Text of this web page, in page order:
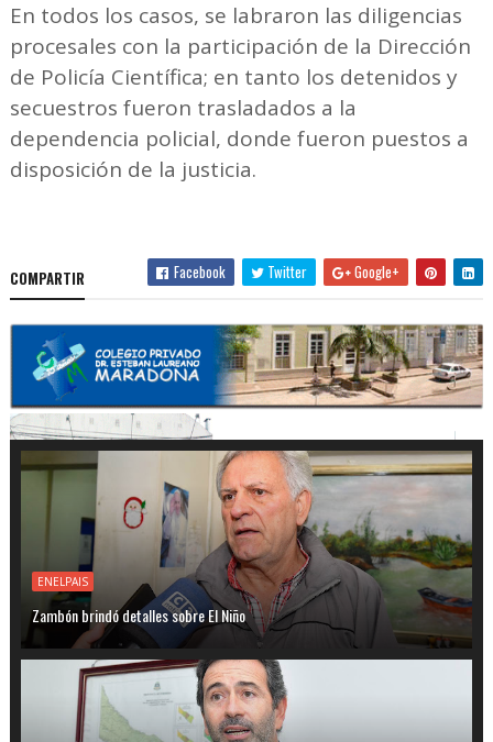
En todos los casos, se labraron las diligencias
procesales con la participación de la Dirección
de Policía Científica; en tanto los detenidos y
secuestros fueron trasladados a la
dependencia policial, donde fueron puestos a
disposición de la justicia.
COMPARTIR Facebook Twitter Google+
ENELPAIS
Zambón brindó detalles sobre El Niño